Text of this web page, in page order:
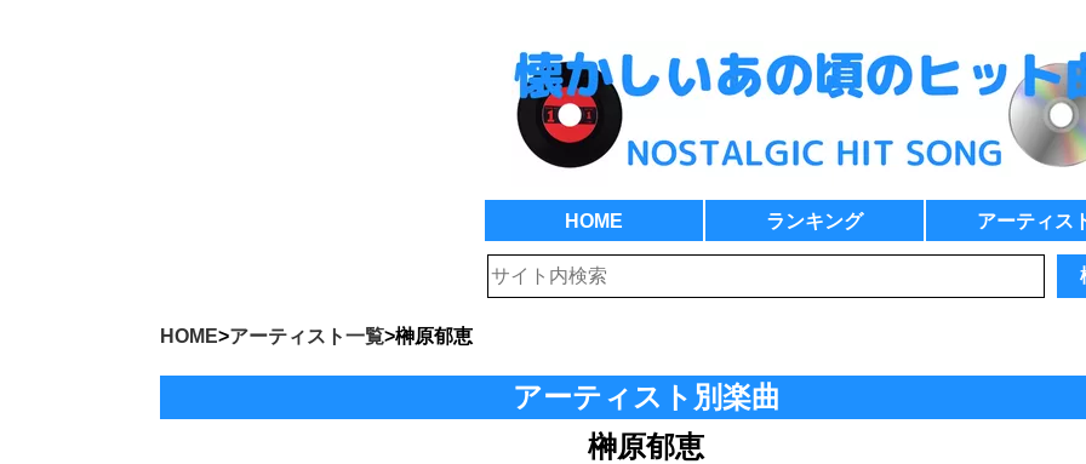
HOME ランキング アーティス
HOME>アーティスト一覧>榊原郁恵
アーティスト別楽曲
榊原郁恵